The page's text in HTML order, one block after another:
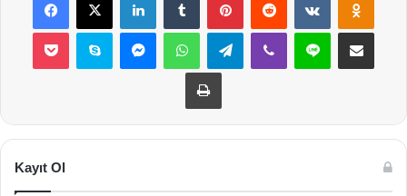
Pocket Skype MessengerWhatsAppTelegramViber Line E-Posta ile
Yazdır
Kayıt Ol